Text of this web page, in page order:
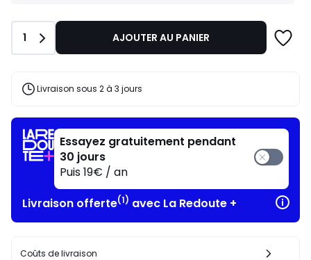
-10%
l’achat
articles
profite
!
Quantité
1 AJOUTER AU PANIER
Livraison sous 2 à 3 jours
Essayez gratuitement pendant
30 jours
Puis 19€ / an
Livraison offerte(1) avec La Redoute +
Coûts de livraison